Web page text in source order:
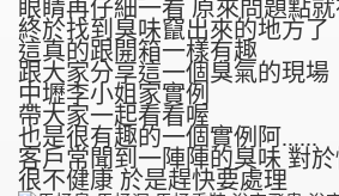
眼睛再仔細一看 原來問題點
終於找到臭味竄出來的地方了
這真的跟開箱一樣有趣
跟大家分享這一個臭氣的現場
中壢李小姐家實例
帶大家一起看看喔
也是很有趣的一個實例阿......
客戶常聞到一陣陣的臭味 對
很不健康 於是趕快要處理